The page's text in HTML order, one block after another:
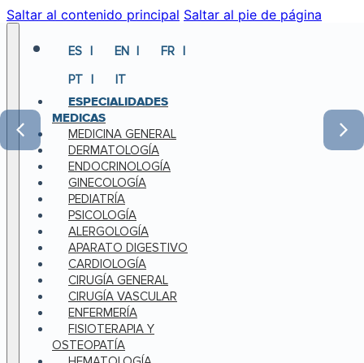
Saltar al contenido principal Saltar al pie de página
ES EN
FR
PT
IT
ESPECIALIDADES
MEDICAS
MEDICINA GENERAL
DERMATOLOGÍA
ENDOCRINOLOGÍA
GINECOLOGÍA
PEDIATRÍA
PSICOLOGÍA
ALERGOLOGÍA
APARATO DIGESTIVO
CARDIOLOGÍA
CIRUGÍA GENERAL
CIRUGÍA VASCULAR
ENFERMERÍA
FISIOTERAPIA Y
OSTEOPATÍA